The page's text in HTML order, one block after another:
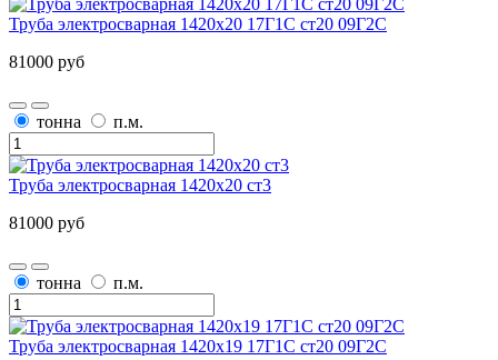
Труба электросварная 1420х20 17Г1С ст20 09Г2С
81000 руб
тонна п.м.
Труба электросварная 1420х20 ст3
81000 руб
тонна п.м.
Труба электросварная 1420х19 17Г1С ст20 09Г2С